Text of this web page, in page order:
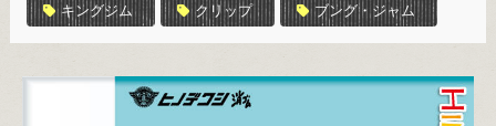
キングジム クリップ ブング・ジャム